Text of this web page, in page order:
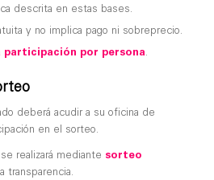
descrita en estas bases.
y no implica pago ni sobreprecio.
participación por persona.
deberá acudir a su oficina de
en el sorteo.
realizará mediante sorteo
transparencia.